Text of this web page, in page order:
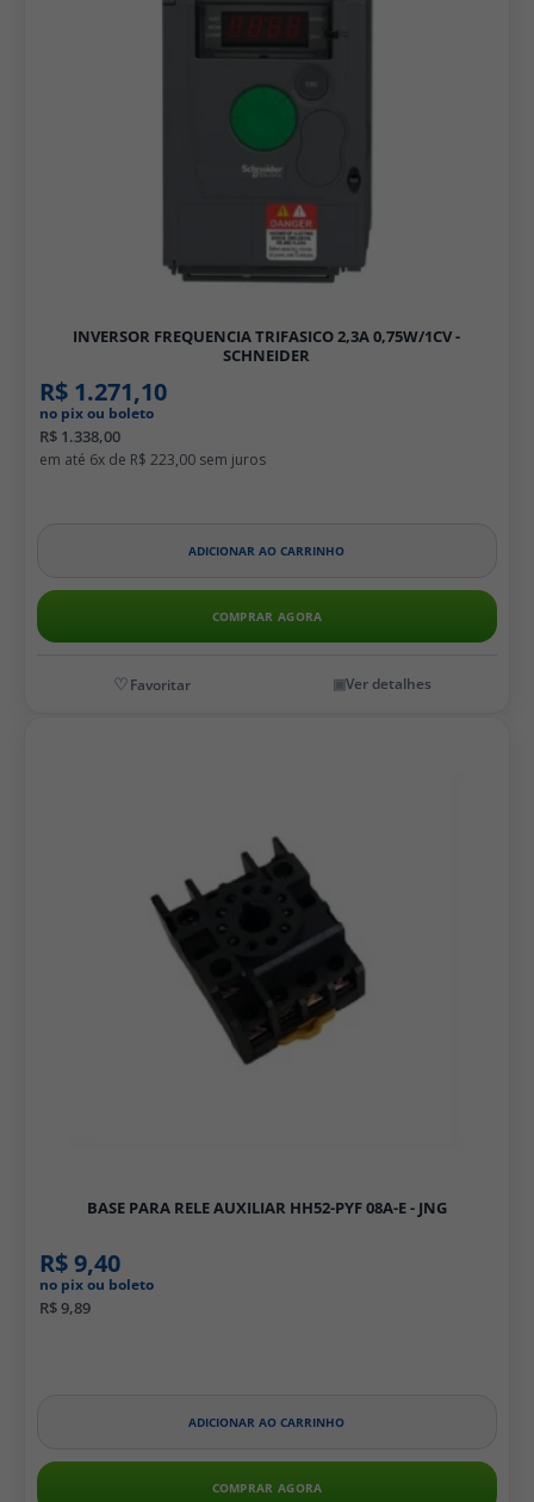
INVERSOR FREQUENCIA TRIFASICO 2,3A 0,75W/1CV -
SCHNEIDER
R$ 1.271,10
no pix ou boleto
R$ 1.338,00
6x de R$ 223,00
ADICIONAR AO CARRINHO
COMPRAR AGORA
Ver detalhes
BASE PARA RELE AUXILIAR HH52-PYF 08A-E - JNG
R$ 9,40
no pix ou boleto
R$ 9,89
ADICIONAR AO CARRINHO
COMPRAR AGORA